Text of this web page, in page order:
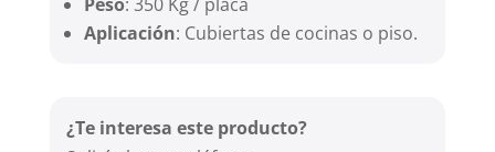
Aplicación: Cubiertas de cocinas o piso.
¿Te interesa este producto?